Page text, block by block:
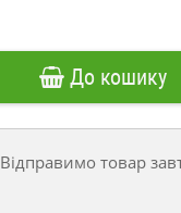
До кошику
Відправимо товар